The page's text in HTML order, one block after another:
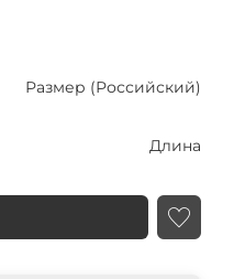
Размер (Российский)
Длина